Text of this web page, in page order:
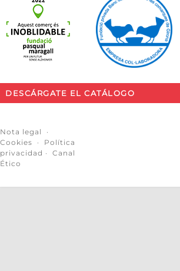
DESCÁRGATE EL CATÁLOGO
Nota legal
·
Cookies · Política
privacidad · Canal
Ético